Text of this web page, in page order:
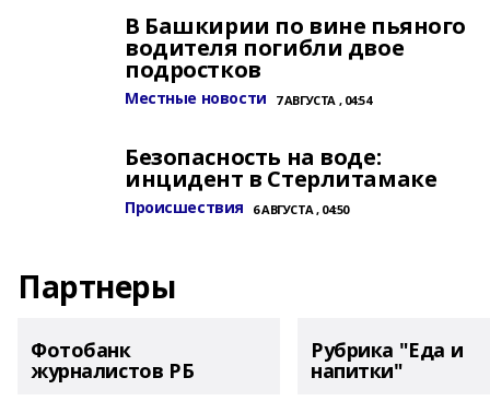
В Башкирии по вине пьяного
водителя погибли двое
подростков
Местные новости 7 АВГУСТА , 04:54
Безопасность на воде:
инцидент в Стерлитамаке
Происшествия 6 АВГУСТА , 04:50
Партнеры
Фотобанк
журналистов РБ
Рубрика "Еда и
напитки"